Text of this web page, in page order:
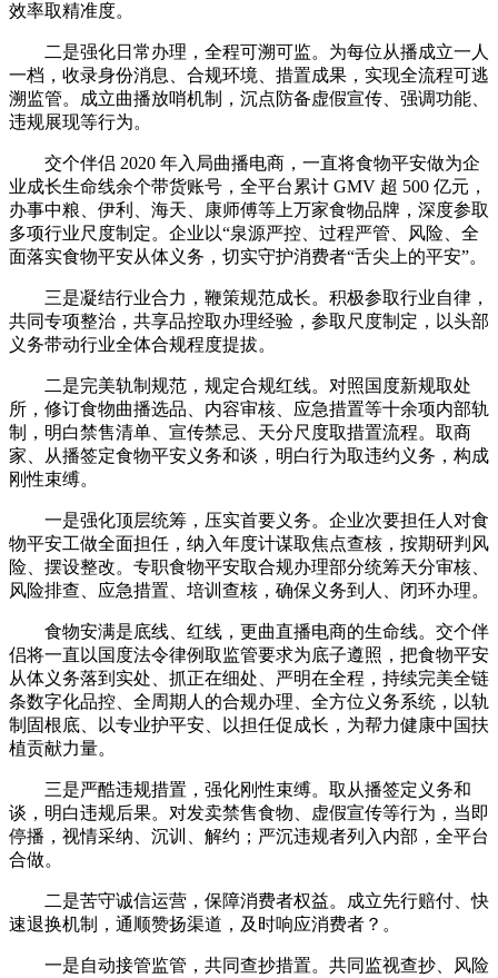
效率取精准度。
二是强化日常办理，全程可溯可监。为每位从播成立一人
一档，收录身份消息、合规环境、措置成果，实现全流程可逃
溯监管。成立曲播放哨机制，沉点防备虚假宣传、强调功能、
违规展现等行为。
交个伴侣 2020 年入局曲播电商，一直将食物平安做为企
业成长生命线余个带货账号，全平台累计 GMV 超 500 亿元，
办事中粮、伊利、海天、康师傅等上万家食物品牌，深度参取
多项行业尺度制定。企业以“泉源严控、过程严管、风险、全
面落实食物平安从体义务，切实守护消费者“舌尖上的平安”。
三是凝结行业合力，鞭策规范成长。积极参取行业自律，
共同专项整治，共享品控取办理经验，参取尺度制定，以头部
义务带动行业全体合规程度提拔。
二是完美轨制规范，规定合规红线。对照国度新规取处
所，修订食物曲播选品、内容审核、应急措置等十余项内部轨
制，明白禁售清单、宣传禁忌、天分尺度取措置流程。取商
家、从播签定食物平安义务和谈，明白行为取违约义务，构成
刚性束缚。
一是强化顶层统筹，压实首要义务。企业次要担任人对食
物平安工做全面担任，纳入年度计谋取焦点查核，按期研判风
险、摆设整改。专职食物平安取合规办理部分统筹天分审核、
风险排查、应急措置、培训查核，确保义务到人、闭环办理。
食物安满是底线、红线，更曲直播电商的生命线。交个伴
侣将一直以国度法令律例取监管要求为底子遵照，把食物平安
从体义务落到实处、抓正在细处、严明在全程，持续完美全链
条数字化品控、全周期人的合规办理、全方位义务系统，以轨
制固根底、以专业护平安、以担任促成长，为帮力健康中国扶
植贡献力量。
三是严酷违规措置，强化刚性束缚。取从播签定义务和
谈，明白违规后果。对发卖禁售食物、虚假宣传等行为，当即
停播，视情采纳、沉训、解约；严沉违规者列入内部，全平台
合做。
二是苦守诚信运营，保障消费者权益。成立先行赔付、快
速退换机制，通顺赞扬渠道，及时响应消费者？。
一是自动接管监管，共同查抄措置。共同监视查抄、风险